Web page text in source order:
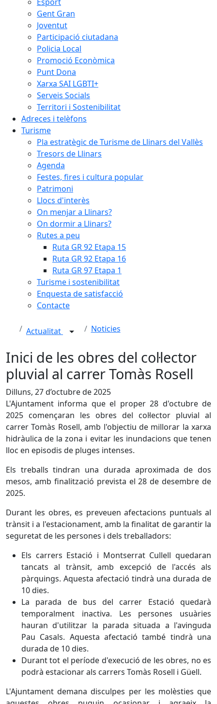
Gent Gran
Joventut
Participació ciutadana
Policia Local
Promoció Econòmica
Punt Dona
Xarxa SAI LGBTI+
Serveis Socials
Territori i Sostenibilitat
Adreces i telèfons
Turisme
Pla estratègic de Turisme de Llinars del Vallès
Tresors de Llinars
Agenda
Festes, fires i cultura popular
Patrimoni
Llocs d'interès
On menjar a Llinars?
On dormir a Llinars?
Rutes a peu
Ruta GR 92 Etapa 15
Ruta GR 92 Etapa 16
Ruta GR 97 Etapa 1
Turisme i sostenibilitat
Enquesta de satisfacció
Contacte
Actualitat Noticies
Inici de les obres del col·lector
pluvial al carrer Tomàs Rosell
Dilluns, 27 d’octubre de 2025
L'Ajuntament informa que el proper 28 d'octubre de
2025 començaran les obres del col·lector pluvial al
carrer Tomàs Rosell, amb l'objectiu de millorar la xarxa
hidràulica de la zona i evitar les inundacions que tenen
lloc en episodis de pluges intenses.
Els treballs tindran una durada aproximada de dos
mesos, amb finalització prevista el 28 de desembre de
2025.
Durant les obres, es preveuen afectacions puntuals al
trànsit i a l'estacionament, amb la finalitat de garantir la
seguretat de les persones i dels treballadors:
Els carrers Estació i Montserrat Cullell quedaran
tancats al trànsit, amb excepció de l'accés als
pàrquings. Aquesta afectació tindrà una durada de
10 dies.
La parada de bus del carrer Estació quedarà
temporalment inactiva. Les persones usuàries
hauran d'utilitzar la parada situada a l'avinguda
Pau Casals. Aquesta afectació també tindrà una
durada de 10 dies.
Durant tot el període d'execució de les obres, no es
podrà estacionar als carrers Tomàs Rosell i Güell.
L'Ajuntament demana disculpes per les molèsties que